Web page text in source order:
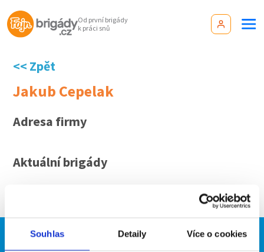
Souhlas Detaily Více o cookies
Od první brigády
k práci snů
<< Zpět
Jakub Cepelak
Adresa firmy
Aktuální brigády
Firma nyní nemá žádné volné pozice. Zkuste to
Firmy